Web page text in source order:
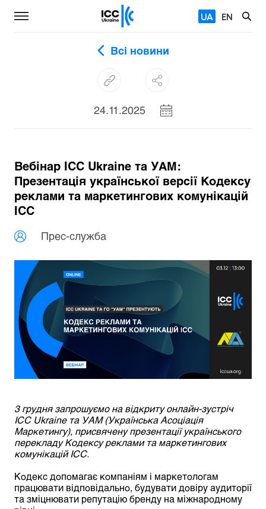
UA EN
Всі новини
24.11.2025
Вебінар ICC Ukraine та УАМ:
Презентація української версії Кодексу
реклами та маркетингових комунікацій
ICC
Прес-служба
3 грудня запрошуємо на відкриту онлайн-зустріч
ICC Ukraine та УАМ (Українська Асоціація
Маркетингу), присвячену презентації українського
перекладу Кодексу реклами та маркетингових
комунікацій ICC.
Кодекс допомагає компаніям і маркетологам
працювати відповідально, будувати довіру аудиторії
та зміцнювати репутацію бренду на міжнародному